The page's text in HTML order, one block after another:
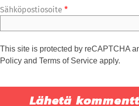
Sähköpostiosoite *
This site is protected by reCAPTCHA
Policy and Terms of Service apply.